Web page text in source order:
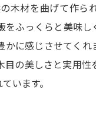
木材を曲げて作ら
ふっくらと美味し
に感じさせてく
の美しさと実用
います。